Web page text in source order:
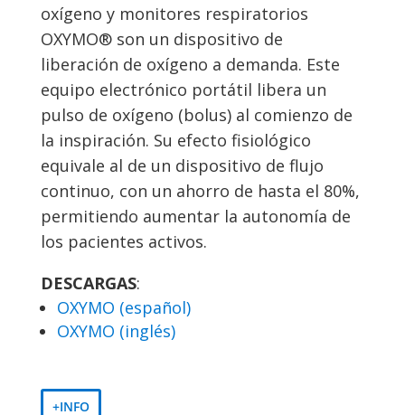
oxígeno y monitores respiratorios
OXYMO® son un dispositivo de
liberación de oxígeno a demanda. Este
equipo electrónico portátil libera un
pulso de oxígeno (bolus) al comienzo de
la inspiración. Su efecto fisiológico
equivale al de un dispositivo de flujo
continuo, con un ahorro de hasta el 80%,
permitiendo aumentar la autonomía de
los pacientes activos.
DESCARGAS:
OXYMO (español)
OXYMO (inglés)
+INFO